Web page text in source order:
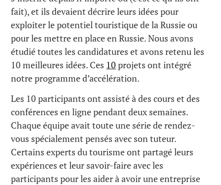
fait), et ils devaient décrire leurs idées pour
exploiter le potentiel touristique de la Russie ou
pour les mettre en place en Russie. Nous avons
étudié toutes les candidatures et avons retenu les
10 meilleures idées. Ces 10 projets ont intégré
notre programme d’accélération.
Les 10 participants ont assisté à des cours et des
conférences en ligne pendant deux semaines.
Chaque équipe avait toute une série de rendez-
vous spécialement pensés avec son tuteur.
Certains experts du tourisme ont partagé leurs
expériences et leur savoir-faire avec les
participants pour les aider à avoir une entreprise